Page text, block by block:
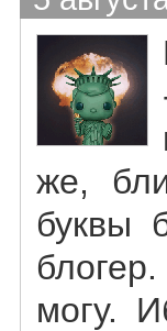
же,
буквы
могу.